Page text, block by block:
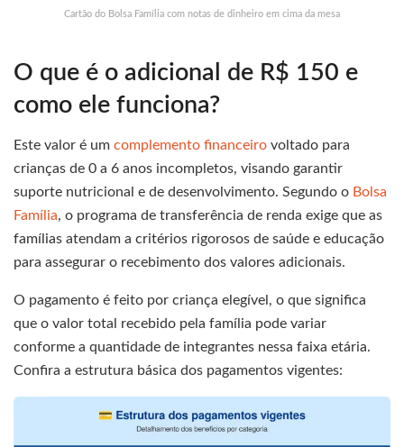
Cartão do Bolsa Família com notas de dinheiro em cima da mesa
O que é o adicional de R$ 150 e
como ele funciona?
Este valor é um complemento financeiro voltado para
crianças de 0 a 6 anos incompletos, visando garantir
suporte nutricional e de desenvolvimento. Segundo o Bolsa
Família, o programa de transferência de renda exige que as
famílias atendam a critérios rigorosos de saúde e educação
para assegurar o recebimento dos valores adicionais.
O pagamento é feito por criança elegível, o que significa
que o valor total recebido pela família pode variar
conforme a quantidade de integrantes nessa faixa etária.
Confira a estrutura básica dos pagamentos vigentes: